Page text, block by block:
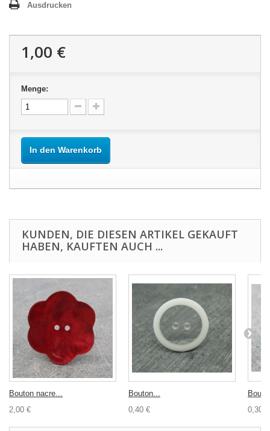
Ausdrucken
1,00 €
Menge:
In den Warenkorb
KUNDEN, DIE DIESEN ARTIKEL GEKAUFT
HABEN, KAUFTEN AUCH ...
Bouton nacre...
2,00 €
Bouton...
0,40 €
0,30 €